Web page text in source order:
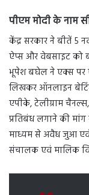
पीएम मोदी के नाम
केंद्र सरकार ने बीतें 5
ऐप्स और वेबसाइट को
भूपेश बघेल ने एक्स पर
लिखकर ऑनलाइन
एपीके, टेलीग्राम
प्रतिबंध लगाने की
माध्यम से अवैध जुआ एवं
संचालक एवं मालिक